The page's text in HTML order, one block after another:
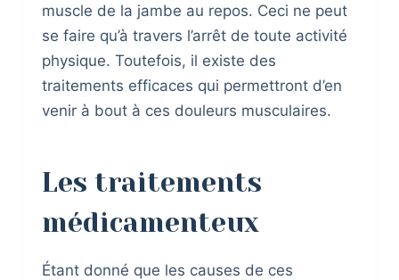
muscle de la jambe au repos. Ceci ne peut
se faire qu’à travers l’arrêt de toute activité
physique. Toutefois, il existe des
traitements efficaces qui permettront d’en
venir à bout à ces douleurs musculaires.
Les traitements
médicamenteux
Étant donné que les causes de ces